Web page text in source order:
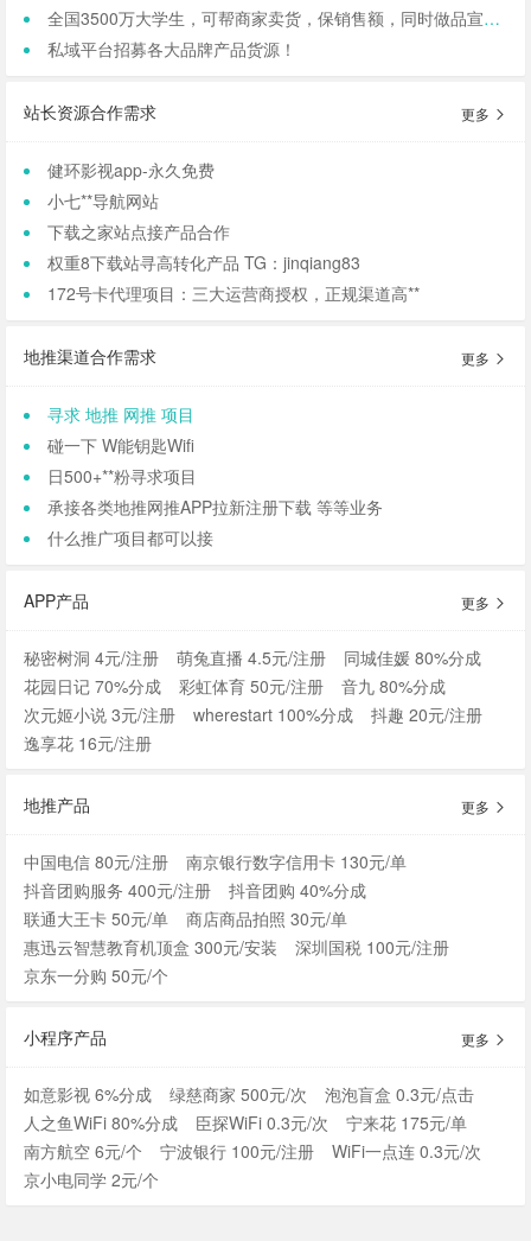
全国3500万大学生，可帮商家卖货，保销售额，同时做品宣和私域搭建！
私域平台招募各大品牌产品货源！
站长资源合作需求 更多
健环影视app-永久免费
小七**导航网站
下载之家站点接产品合作
权重8下载站寻高转化产品 TG：jinqiang83
172号卡代理项目：三大运营商授权，正规渠道高**
地推渠道合作需求 更多
寻求 地推 网推 项目
碰一下 W能钥匙Wifi
日500+**粉寻求项目
承接各类地推网推APP拉新注册下载 等等业务
什么推广项目都可以接
APP产品 更多
秘密树洞 4元/注册 萌兔直播 4.5元/注册
同城佳媛 80%分成
花园日记 70%分成
彩虹体育 50元/注册
音九 80%分成
次元姬小说 3元/注册
wherestart 100%分成
抖趣 20元/注册
逸享花 16元/注册
地推产品 更多
中国电信 80元/注册
南京银行数字信用卡 130元/单
抖音团购服务 400元/注册
抖音团购 40%分成
联通大王卡 50元/单
商店商品拍照 30元/单
惠迅云智慧教育机顶盒 300元/安装
深圳国税 100元/注册
京东一分购 50元/个
小程序产品 更多
如意影视 6%分成 绿慈商家 500元/次
泡泡盲盒 0.3元/点击
人之鱼WiFi 80%分成
臣探WiFi 0.3元/次
宁来花 175元/单
南方航空 6元/个
宁波银行 100元/注册
WiFi一点连 0.3元/次
京小电同学 2元/个